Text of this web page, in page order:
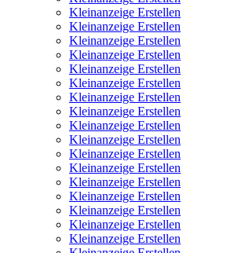
Kleinanzeige Erstellen
Kleinanzeige Erstellen
Kleinanzeige Erstellen
Kleinanzeige Erstellen
Kleinanzeige Erstellen
Kleinanzeige Erstellen
Kleinanzeige Erstellen
Kleinanzeige Erstellen
Kleinanzeige Erstellen
Kleinanzeige Erstellen
Kleinanzeige Erstellen
Kleinanzeige Erstellen
Kleinanzeige Erstellen
Kleinanzeige Erstellen
Kleinanzeige Erstellen
Kleinanzeige Erstellen
Kleinanzeige Erstellen